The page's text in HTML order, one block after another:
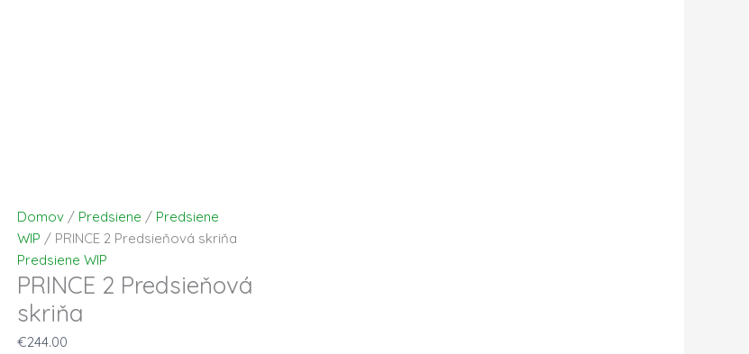
Domov / Predsiene / Predsiene
WIP / PRINCE 2 Predsieňová skriňa
Predsiene WIP
PRINCE 2 Predsieňová
skriňa
€244.00